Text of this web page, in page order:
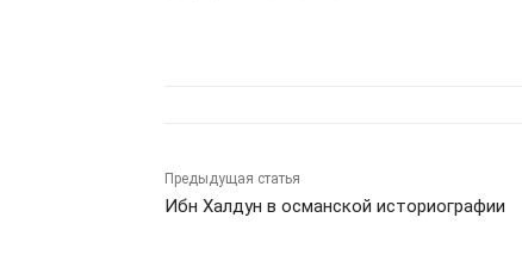
Предыдущая статья
Ибн Халдун в османской историографии